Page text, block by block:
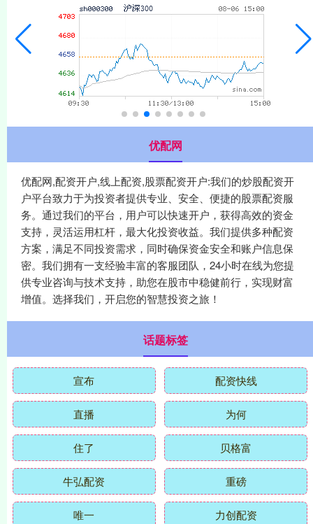
优配网
优配网,配资开户,线上配资,股票配资开户:我们的炒股配资开
户平台致力于为投资者提供专业、安全、便捷的股票配资服
务。通过我们的平台，用户可以快速开户，获得高效的资金
支持，灵活运用杠杆，最大化投资收益。我们提供多种配资
方案，满足不同投资需求，同时确保资金安全和账户信息保
密。我们拥有一支经验丰富的客服团队，24小时在线为您提
供专业咨询与技术支持，助您在股市中稳健前行，实现财富
增值。选择我们，开启您的智慧投资之旅！
话题标签
宣布 配资快线
直播 为何
住了 贝格富
牛弘配资 重磅
唯一 力创配资